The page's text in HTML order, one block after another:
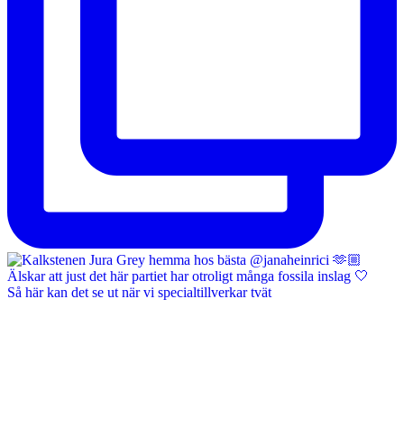
Så här kan det se ut när vi specialtillverkar tvät